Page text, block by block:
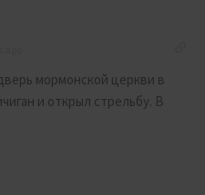
мормонской церкви в
и открыл стрельбу. В